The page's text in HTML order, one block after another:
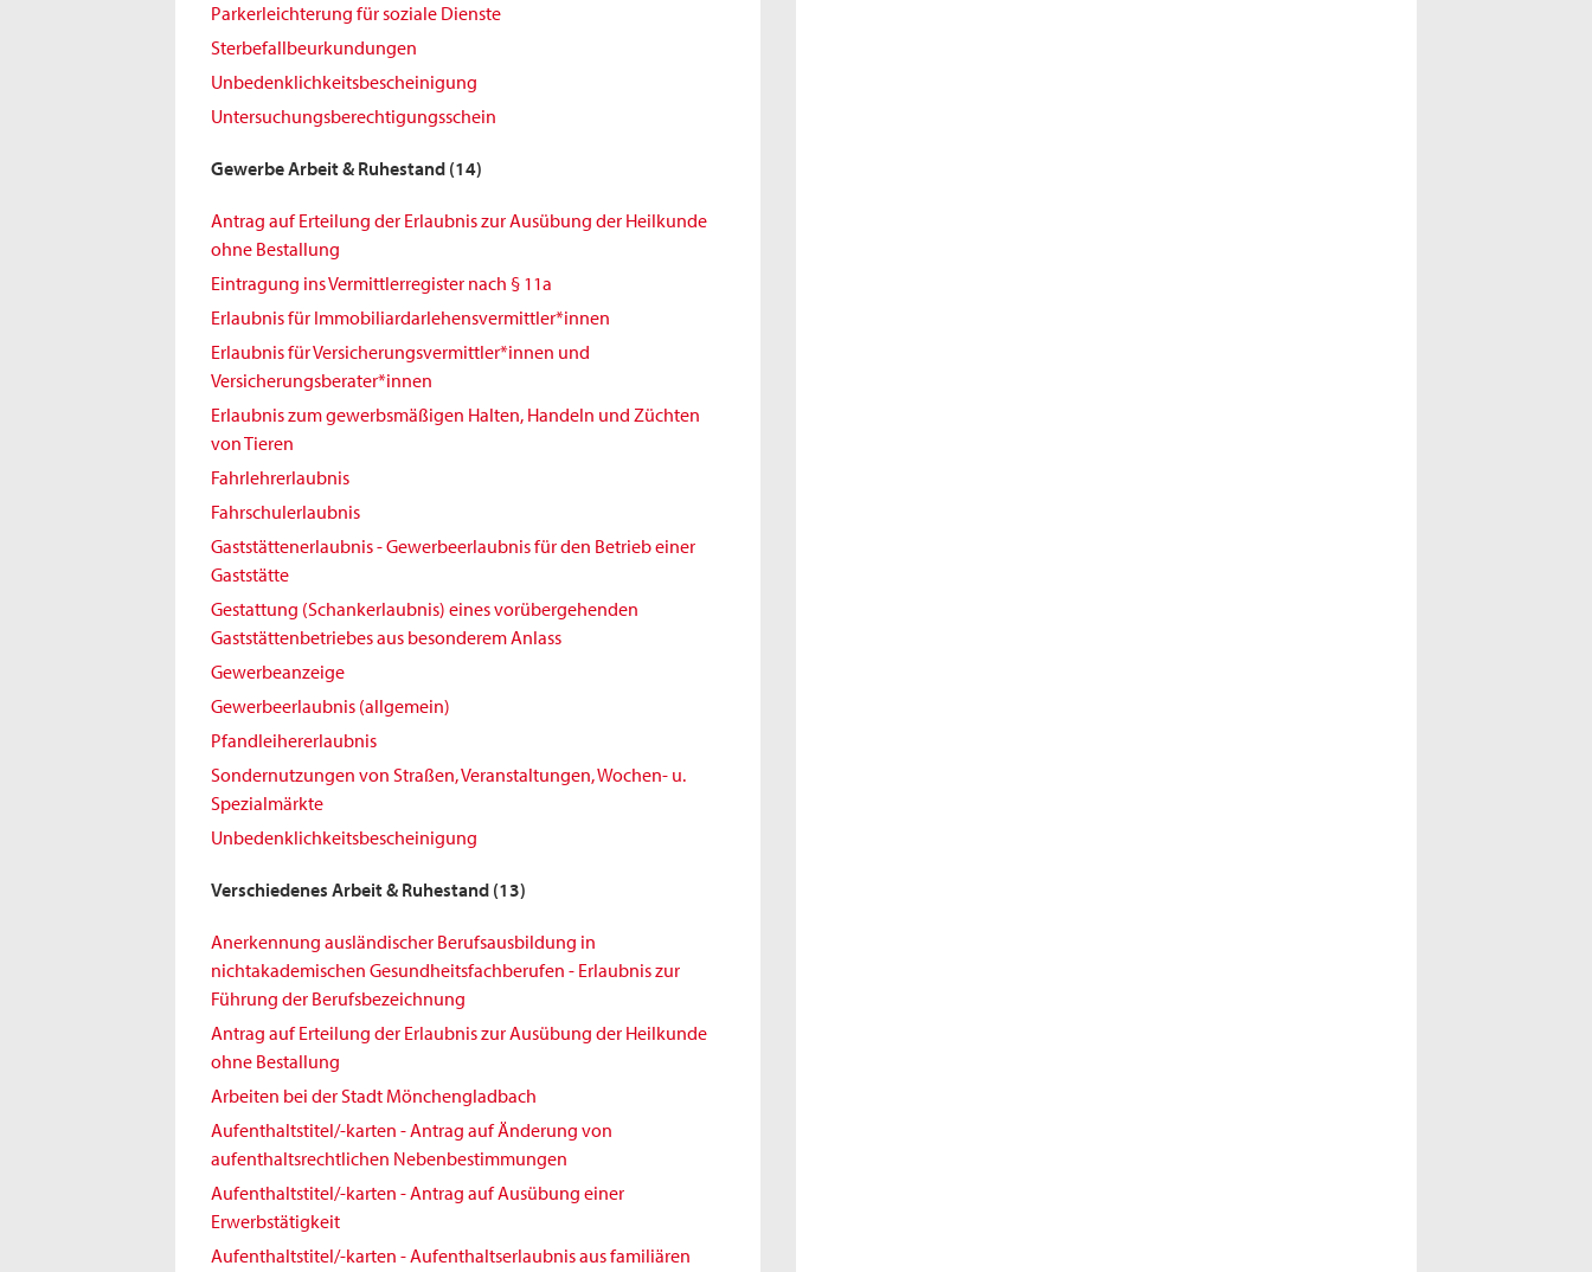
Parkerleichterung für soziale Dienste
Sterbefallbeurkundungen
Unbedenklichkeitsbescheinigung
Untersuchungsberechtigungsschein
Gewerbe Arbeit & Ruhestand (14)
Antrag auf Erteilung der Erlaubnis zur Ausübung der Heilkunde
ohne Bestallung
Eintragung ins Vermittlerregister nach § 11a
Erlaubnis für Immobiliardarlehensvermittler*innen
Erlaubnis für Versicherungsvermittler*innen und
Versicherungsberater*innen
Erlaubnis zum gewerbsmäßigen Halten, Handeln und Züchten
von Tieren
Fahrlehrerlaubnis
Fahrschulerlaubnis
Gaststättenerlaubnis - Gewerbeerlaubnis für den Betrieb einer
Gaststätte
Gestattung (Schankerlaubnis) eines vorübergehenden
Gaststättenbetriebes aus besonderem Anlass
Gewerbeanzeige
Gewerbeerlaubnis (allgemein)
Pfandleihererlaubnis
Sondernutzungen von Straßen, Veranstaltungen, Wochen- u.
Spezialmärkte
Unbedenklichkeitsbescheinigung
Verschiedenes Arbeit & Ruhestand (13)
Anerkennung ausländischer Berufsausbildung in
nichtakademischen Gesundheitsfachberufen - Erlaubnis zur
Führung der Berufsbezeichnung
Antrag auf Erteilung der Erlaubnis zur Ausübung der Heilkunde
ohne Bestallung
Arbeiten bei der Stadt Mönchengladbach
Aufenthaltstitel/-karten - Antrag auf Änderung von
aufenthaltsrechtlichen Nebenbestimmungen
Aufenthaltstitel/-karten - Antrag auf Ausübung einer
Erwerbstätigkeit
Aufenthaltstitel/-karten - Aufenthaltserlaubnis aus familiären